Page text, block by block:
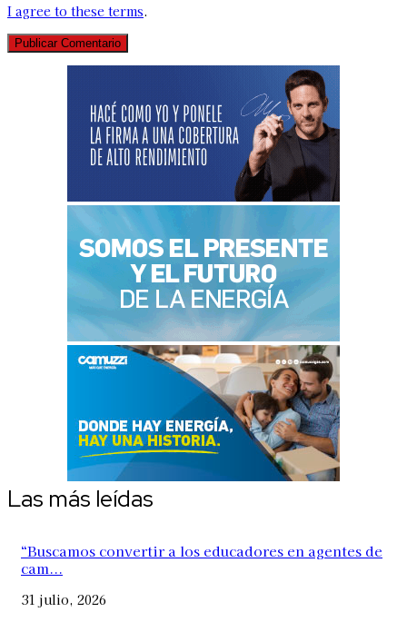
I agree to these terms.
Las más leídas
“Buscamos convertir a los educadores en agentes de
cam...
31 julio, 2026